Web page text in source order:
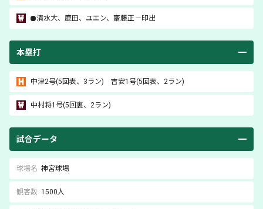
清水大、鹿田 、 ユエン、齋藤正－印出
本塁打
中津2号(5回表、3ラン) 吉安1号(5回表、2ラン)
中村将1号(5回裏、2ラン)
試合データ
球場名 神宮球場
観客数 1500人